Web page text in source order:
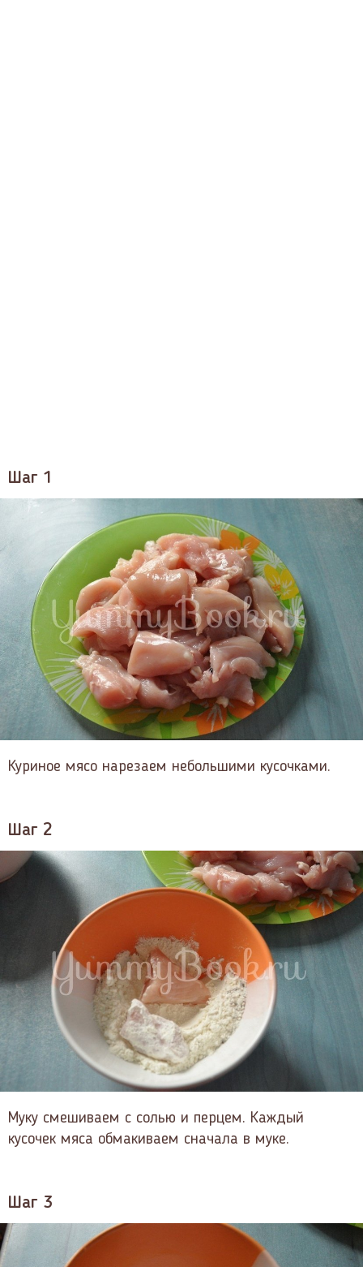
Шаг 1
Куриное мясо нарезаем небольшими кусочками.
Шаг 2
Муку смешиваем с солью и перцем. Каждый
кусочек мяса обмакиваем сначала в муке.
Шаг 3